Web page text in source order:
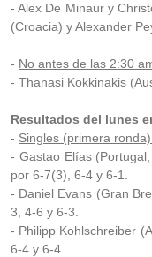
- Alex De Minaur y
(Croacia) y Alexander
- No antes de las 2:30
- Thanasi Kokkinakis
Resultados del lunes
- Singles (primera
- Gastao Elías
por 6-7(3), 6-4 y 6-1.
- Daniel Evans (Gran
3, 4-6 y 6-3.
- Philipp Kohlschreiber
6-4 y 6-4.